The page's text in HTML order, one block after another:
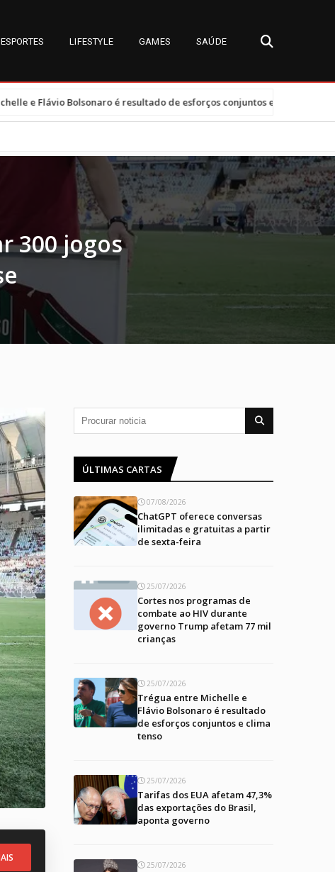
ESPORTES LIFESTYLE GAMES SAÚDE
de esforços conjuntos e clima tenso•Tarifas dos EUA
300 jogos
ÚLTIMAS CARTAS
07/08/2026
ChatGPT oferece conversas
ilimitadas e gratuitas a partir
de sexta-feira
25/07/2026
Cortes nos programas de
combate ao HIV durante
governo Trump afetam 77 mil
crianças
25/07/2026
Trégua entre Michelle e
Flávio Bolsonaro é resultado
de esforços conjuntos e clima
tenso
25/07/2026
Tarifas dos EUA afetam 47,3%
das exportações do Brasil,
aponta governo
25/07/2026